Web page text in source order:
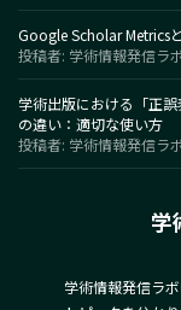
Google Scholar Metrics
投稿者: 学術情報発信ラ
学術出版における「正
の違い：適切な使い方
投稿者: 学術情報発信ラ
学
学術情報発信ラ